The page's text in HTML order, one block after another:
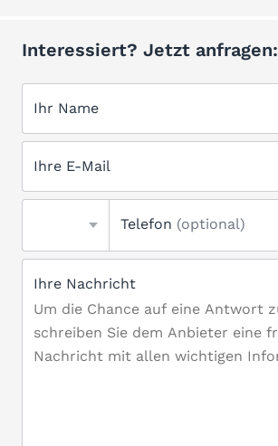
Interessiert? Jetzt anfragen:
Ihr Name
Ihre E-Mail
Telefon (optional)
Ihre Nachricht